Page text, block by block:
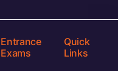
Entrance
Exams
Quick
Links